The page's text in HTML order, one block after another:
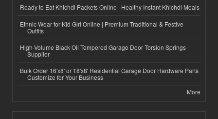
Ready to Eat Khichdi Packets Online | Healthy Instant Khichdi Meals
Ethnic Wear for Kid Girl Online | Premium Traditional & Festive
Outfits
High-Volume Black Oil Tempered Garage Door Torsion Springs
Supplier
Bulk Order 16'x8' or 18'x8' Residential Garage Door Hardware Parts
Customize for Your Business
More